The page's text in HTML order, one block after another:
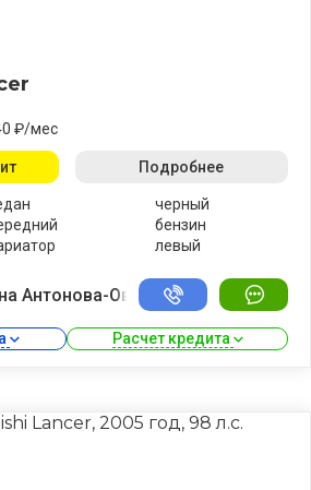
₽/мес
черный
бензин
левый
Подробнее
Антонова-Овсеенко
Расчет кредита